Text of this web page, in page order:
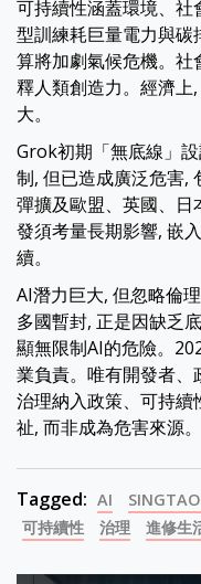
可持續性涵蓋環境、社
型訓練耗巨量電力與碳
算將加劇氣候危機。社
釋人類創造力。經濟上
大。
Grok初期「無底線」
制, 但已造成廣泛危害,
彈擴及歐盟、英國、日
發須考量長期影響, 嵌
續。
AI潛力巨大, 但忽略倫
多國暫封, 正是因缺乏
顯無限制AI的危險。
業負責。唯有開發者、
治理納入政策、可持續
祉, 而非成為危害來源。
Tagged: AI
可持續性
治理 進修生